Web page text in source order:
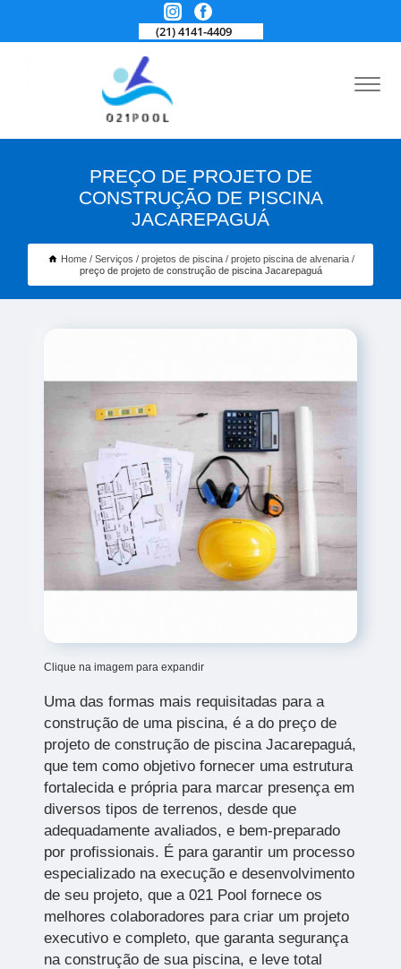
(21) 4141-4409
PREÇO DE PROJETO DE
CONSTRUÇÃO DE PISCINA
JACAREPAGUÁ
Home Serviços projetos de piscina
projeto piscina de alvenaria
preço de projeto de construção de piscina Jacarepaguá
Clique na imagem para expandir
Uma das formas mais requisitadas para a
construção de uma piscina, é a do preço de
projeto de construção de piscina Jacarepaguá,
que tem como objetivo fornecer uma estrutura
fortalecida e própria para marcar presença em
diversos tipos de terrenos, desde que
adequadamente avaliados, e bem-preparado
por profissionais. É para garantir um processo
especializado na execução e desenvolvimento
de seu projeto, que a 021 Pool fornece os
melhores colaboradores para criar um projeto
executivo e completo, que garanta segurança
na construção de sua piscina, e leve total